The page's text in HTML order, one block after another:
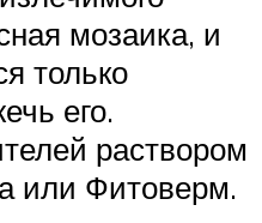
мозаика, и
только
его.
раствором
или Фитоверм.